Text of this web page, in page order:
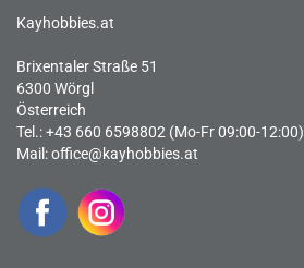
Kayhobbies.at
Brixentaler Straße 51
6300 Wörgl
Österreich
Tel.: +43 660 6598802 (Mo-Fr 09:00-12:00)
Mail:office@kayhobbies.at